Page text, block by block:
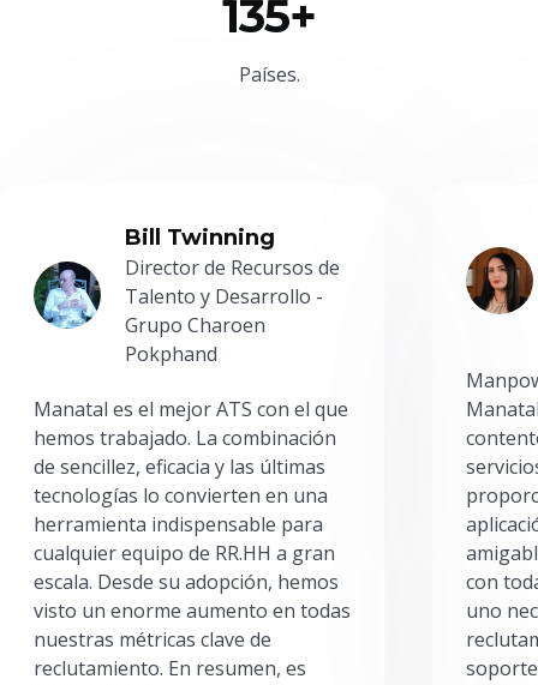
135+
Países.
Bill Twinning
Director de Recursos de
Talento y Desarrollo -
Grupo Charoen
Pokphand
Manatal es el mejor ATS con el que
hemos trabajado. La combinación
de sencillez, eficacia y las últimas
tecnologías lo convierten en una
herramienta indispensable para
cualquier equipo de RR.HH a gran
escala. Desde su adopción, hemos
visto un enorme aumento en todas
nuestras métricas clave de
reclutamiento. En resumen, es
con
uno